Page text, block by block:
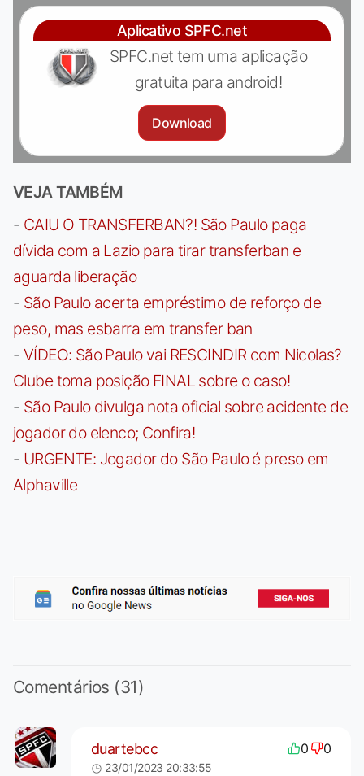
Aplicativo SPFC.net
SPFC.net tem uma aplicação
gratuita para android!
Download
VEJA TAMBÉM
- CAIU O TRANSFERBAN?! São Paulo paga
dívida com a Lazio para tirar transferban e
aguarda liberação
- São Paulo acerta empréstimo de reforço de
peso, mas esbarra em transfer ban
- VÍDEO: São Paulo vai RESCINDIR com Nicolas?
Clube toma posição FINAL sobre o caso!
- São Paulo divulga nota oficial sobre acidente de
jogador do elenco; Confira!
- URGENTE: Jogador do São Paulo é preso em
Alphaville
Comentários (31)
duartebcc 0 0
23/01/2023 20:33:55